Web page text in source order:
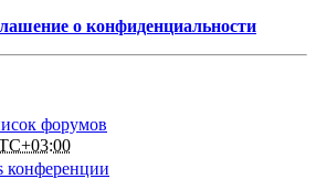
о конфиденциальности
форумов
конференции